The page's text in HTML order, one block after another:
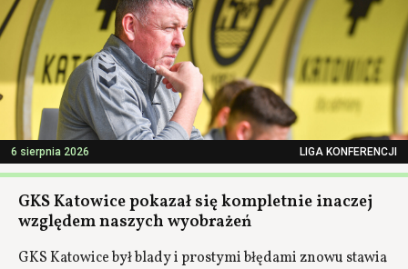
6 sierpnia 2026 LIGA KONFERENCJI
GKS Katowice pokazał się kompletnie inaczej
względem naszych wyobrażeń
GKS Katowice był blady i prostymi błędami znowu stawia